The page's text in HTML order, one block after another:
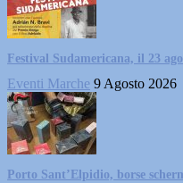
Festival Sudamericana, il 23
Eventi Marche 9 Agosto 2026
Porto Sant’Elpidio, borse